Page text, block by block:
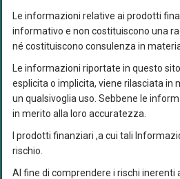
Le informazioni relative ai prodotti
informativo e non costituiscono una
né costituiscono consulenza in
Le informazioni riportate in questo
esplicita o implicita, viene rilasciata in
un qualsivoglia uso. Sebbene le
in merito alla loro accuratezza.
I prodotti finanziari ,a cui tali
rischio.
Al fine di comprendere i rischi